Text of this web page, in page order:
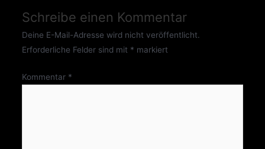
Schreibe einen Kommentar
Deine E-Mail-Adresse wird nicht veröffentlicht.
Erforderliche Felder sind mit * markiert
Kommentar *